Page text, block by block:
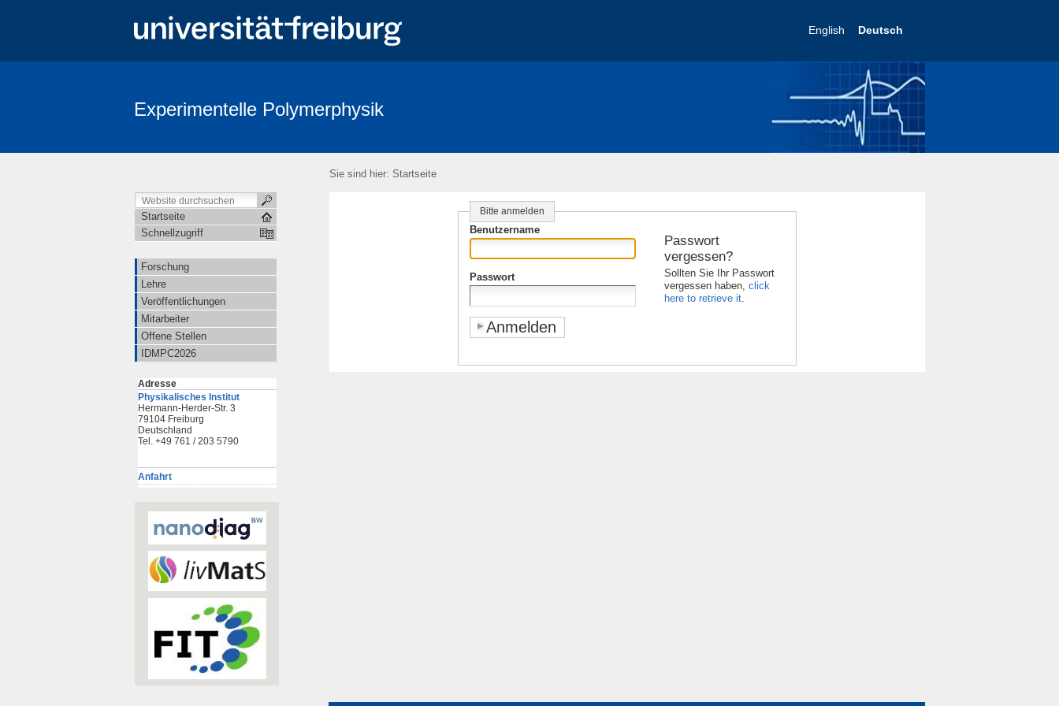
English Deutsch
Experimentelle Polymerphysik
Sie sind hier: Startseite
Startseite
Schnellzugriff
Forschung
Lehre
Veröffentlichungen
Mitarbeiter
Offene Stellen
IDMPC2026
Adresse
Physikalisches Institut
Hermann-Herder-Str. 3
79104 Freiburg
Deutschland
Tel. +49 761 / 203 5790
Anfahrt
Bitte anmelden
Passwort
vergessen?
Sollten Sie Ihr Passwort
vergessen haben, click
here to retrieve it.
Benutzername
Passwort